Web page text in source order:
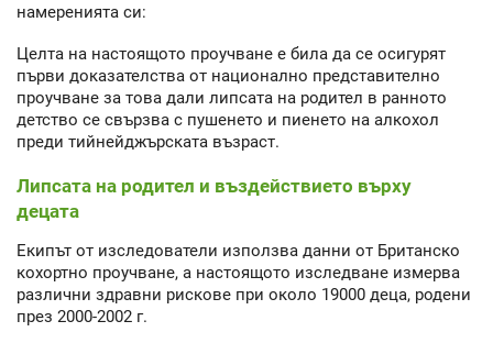
намеренията си:
Целта на настоящото проучване е била да се осигурят
първи доказателства от национално представително
проучване за това дали липсата на родител в ранното
детство се свързва с пушенето и пиенето на алкохол
преди тийнейджърската възраст.
Липсата на родител и въздействието върху
децата
Екипът от изследователи използва данни от Британско
кохортно проучване, а настоящото изследване измерва
различни здравни рискове при около 19000 деца, родени
през 2000-2002 г.